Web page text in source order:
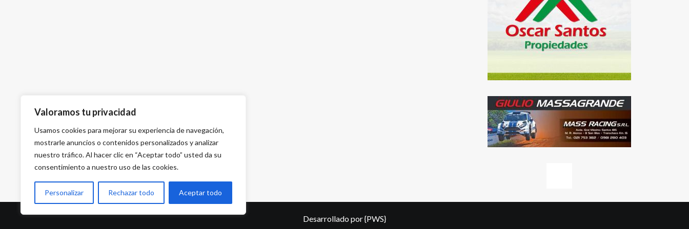
Valoramos tu privacidad
Usamos cookies para mejorar su experiencia de navegación,
mostrarle anuncios o contenidos personalizados y analizar
nuestro tráfico. Al hacer clic en “Aceptar todo” usted da su
consentimiento a nuestro uso de las cookies.
Personalizar Rechazar todo Aceptar todo
Desarrollado por{PWS}